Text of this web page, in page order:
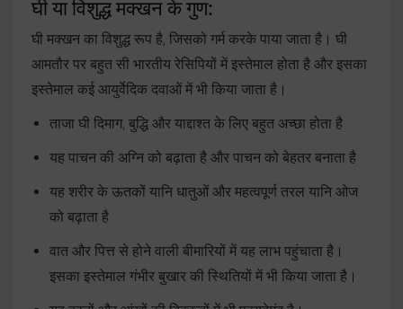
घी या विशुद्ध मक्खन के गुण:
घी मक्खन का विशुद्ध रूप है, जिसको गर्म करके पाया जाता है। घी
आमतौर पर बहुत सी भारतीय रेसिपियों में इस्तेमाल होता है और इसका
इस्तेमाल कई आयुर्वेदिक दवाओं में भी किया जाता है।
ताजा घी दिमाग, बुद्धि और याद्दाश्त के लिए बहुत अच्छा होता है
यह पाचन की अग्नि को बढ़ाता है और पाचन को बेहतर बनाता है
यह शरीर के ऊतकों यानि धातुओं और महत्वपूर्ण तरल यानि ओज
को बढ़ाता है
वात और पित्त से होने वाली बीमारियों में यह लाभ पहुंचाता है।
इसका इस्तेमाल गंभीर बुखार की स्थितियों में भी किया जाता है।